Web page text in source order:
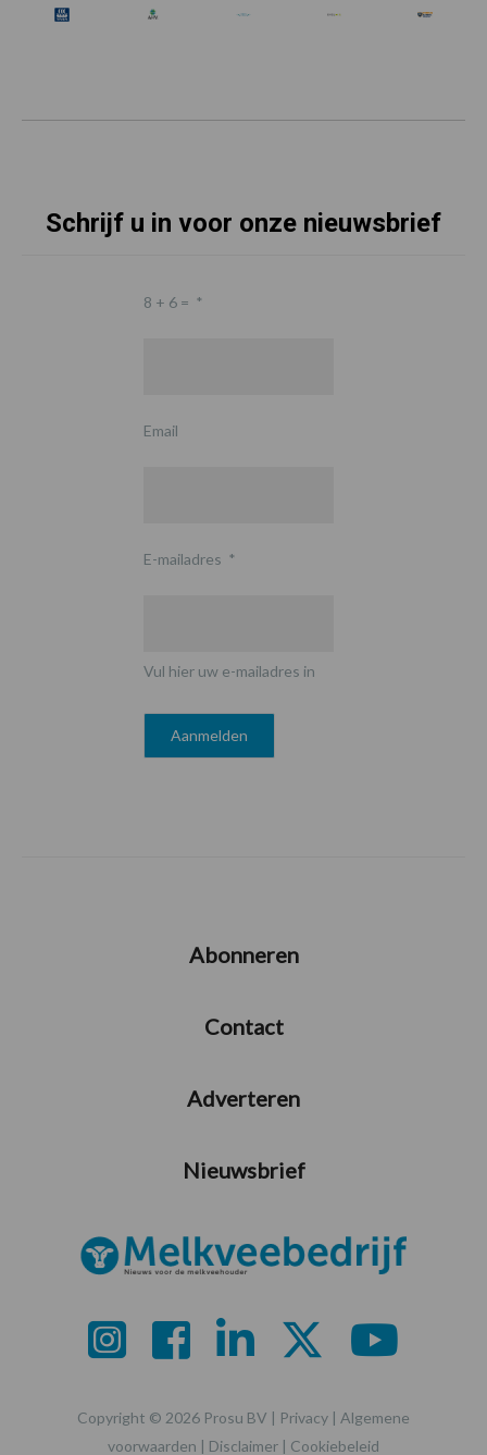
Schrijf u in voor onze nieuwsbrief
8 + 6 = *
Email
E-mailadres *
Vul hier uw e-mailadres in
Abonneren
Contact
Adverteren
Nieuwsbrief
Copyright © 2026 Prosu BV | Privacy | Algemene
voorwaarden | Disclaimer | Cookiebeleid